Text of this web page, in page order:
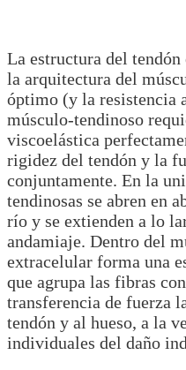
La estructura del tendón
la arquitectura del
óptimo (y la resistencia
músculo-tendinoso
viscoelástica
rigidez del tendón y la
conjuntamente. En la
tendinosas se abren en
río y se extienden a lo
andamiaje. Dentro del
extracelular forma una
que agrupa las fibras
transferencia de fuerza
tendón y al hueso, a la
individuales del daño